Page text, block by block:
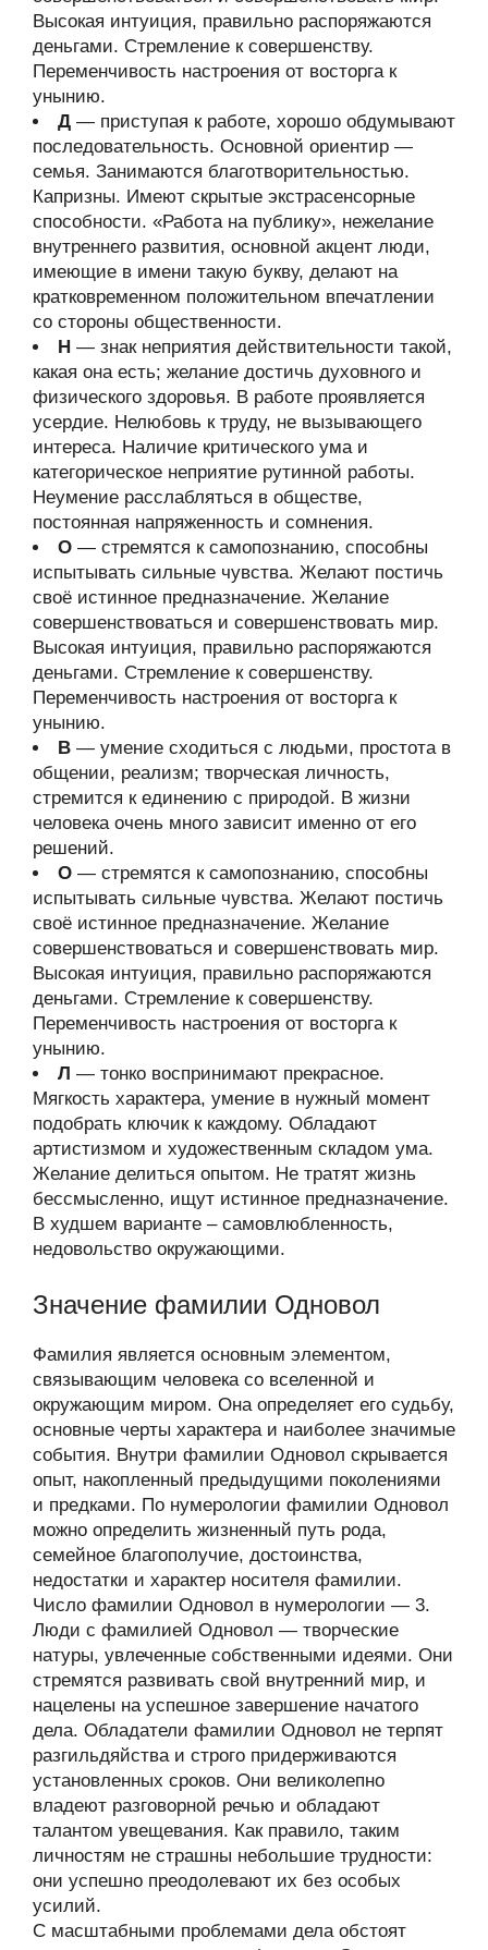
Высокая интуиция, правильно распоряжаются
деньгами. Стремление к совершенству.
Переменчивость настроения от восторга к
унынию.
Д — приступая к работе, хорошо обдумывают
последовательность. Основной ориентир —
семья. Занимаются благотворительностью.
Капризны. Имеют скрытые экстрасенсорные
способности. «Работа на публику», нежелание
внутреннего развития, основной акцент люди,
имеющие в имени такую букву, делают на
кратковременном положительном впечатлении
со стороны общественности.
Н — знак неприятия действительности такой,
какая она есть; желание достичь духовного и
физического здоровья. В работе проявляется
усердие. Нелюбовь к труду, не вызывающего
интереса. Наличие критического ума и
категорическое неприятие рутинной работы.
Неумение расслабляться в обществе,
постоянная напряженность и сомнения.
О — стремятся к самопознанию, способны
испытывать сильные чувства. Желают постичь
своё истинное предназначение. Желание
совершенствоваться и совершенствовать мир.
Высокая интуиция, правильно распоряжаются
деньгами. Стремление к совершенству.
Переменчивость настроения от восторга к
унынию.
В — умение сходиться с людьми, простота в
общении, реализм; творческая личность,
стремится к единению с природой. В жизни
человека очень много зависит именно от его
решений.
О — стремятся к самопознанию, способны
испытывать сильные чувства. Желают постичь
своё истинное предназначение. Желание
совершенствоваться и совершенствовать мир.
Высокая интуиция, правильно распоряжаются
деньгами. Стремление к совершенству.
Переменчивость настроения от восторга к
унынию.
Л — тонко воспринимают прекрасное.
Мягкость характера, умение в нужный момент
подобрать ключик к каждому. Обладают
артистизмом и художественным складом ума.
Желание делиться опытом. Не тратят жизнь
бессмысленно, ищут истинное предназначение.
В худшем варианте – самовлюбленность,
недовольство окружающими.
Значение фамилии Одновол
Фамилия является основным элементом,
связывающим человека со вселенной и
окружающим миром. Она определяет его судьбу,
основные черты характера и наиболее значимые
события. Внутри фамилии Одновол скрывается
опыт, накопленный предыдущими поколениями
и предками. По нумерологии фамилии Одновол
можно определить жизненный путь рода,
семейное благополучие, достоинства,
недостатки и характер носителя фамилии.
Число фамилии Одновол в нумерологии — 3.
Люди с фамилией Одновол — творческие
натуры, увлеченные собственными идеями. Они
стремятся развивать свой внутренний мир, и
нацелены на успешное завершение начатого
дела. Обладатели фамилии Одновол не терпят
разгильдяйства и строго придерживаются
установленных сроков. Они великолепно
владеют разговорной речью и обладают
талантом увещевания. Как правило, таким
личностям не страшны небольшие трудности:
они успешно преодолевают их без особых
усилий.
С масштабными проблемами дела обстоят